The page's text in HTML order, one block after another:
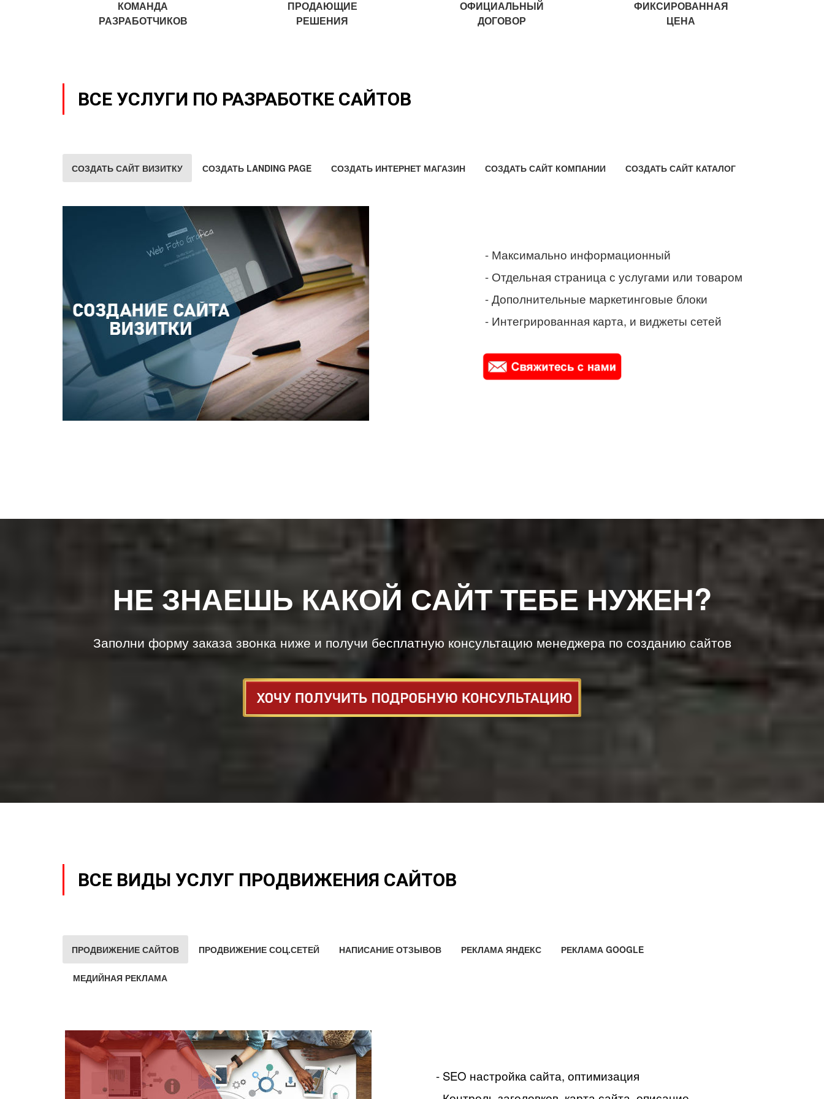
КОМАНДА
РАЗРАБОТЧИКОВ
ПРОДАЮЩИЕ
РЕШЕНИЯ
ОФИЦИАЛЬНЫЙ
ДОГОВОР
ФИКСИРОВАННАЯ
ЦЕНА
ВСЕ УСЛУГИ ПО РАЗРАБОТКЕ САЙТОВ
СОЗДАТЬ САЙТ ВИЗИТКУ СОЗДАТЬ LANDING PAGE СОЗДАТЬ ИНТЕРНЕТ МАГАЗИН СОЗДАТЬ САЙТ КОМПАНИИ СОЗДАТЬ САЙТ КАТАЛОГ
- Максимально информационный
- Отдельная страница с услугами или товаром
- Дополнительные маркетинговые блоки
- Интегрированная карта, и виджеты сетей
НЕ ЗНАЕШЬ КАКОЙ САЙТ ТЕБЕ НУЖЕН?
Заполни форму заказа звонка ниже и получи бесплатную консультацию менеджера по созданию сайтов
ВСЕ ВИДЫ УСЛУГ ПРОДВИЖЕНИЯ САЙТОВ
ПРОДВИЖЕНИЕ САЙТОВ ПРОДВИЖЕНИЕ СОЦ.СЕТЕЙ НАПИСАНИЕ ОТЗЫВОВ РЕКЛАМА ЯНДЕКС РЕКЛАМА GOOGLE
МЕДИЙНАЯ РЕКЛАМА
- SEO настройка сайта, оптимизация